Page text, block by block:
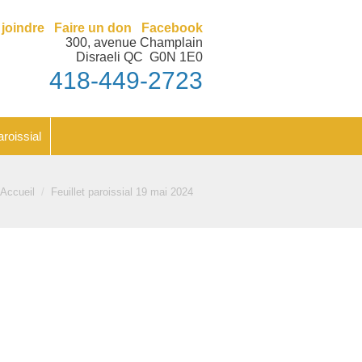
joindre Faire un don
Facebook
300, avenue Champlain
Disraeli QC G0N 1E0
418-449-2723
êtes ici :
Accueil Feuillet paroissial 19 mai 2024
Feuillet paroissial